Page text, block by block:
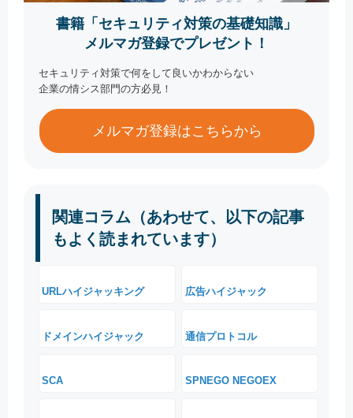
書籍「セキュリティ対策の基礎知識」
メルマガ登録でプレゼント！
セキュリティ対策で何をして良いかわからない
企業の情シス部門の方必見！
メルマガ登録はこちらから
関連コラム（あわせて、以下の記事
もよく読まれています）
URLハイジャッキング 広告ハイジャック
ドメインハイジャック 通信プロトコル
SCA SPNEGO NEGOEX